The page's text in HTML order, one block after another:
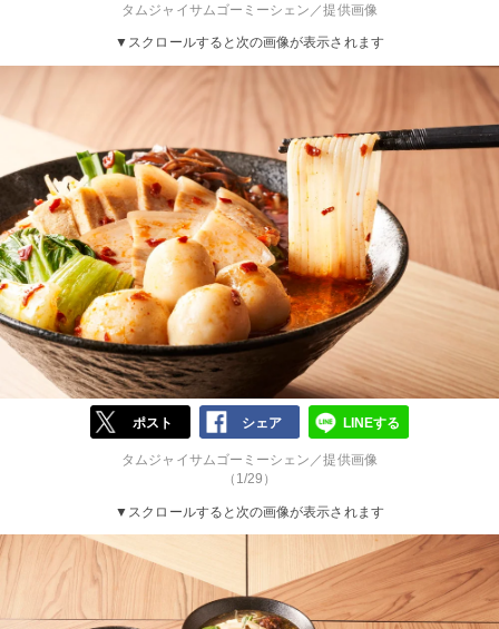
タムジャイサムゴーミーシェン／提供画像
▼スクロールすると次の画像が表示されます
ポスト シェア LINEする
タムジャイサムゴーミーシェン／提供画像
（1/29）
▼スクロールすると次の画像が表示されます